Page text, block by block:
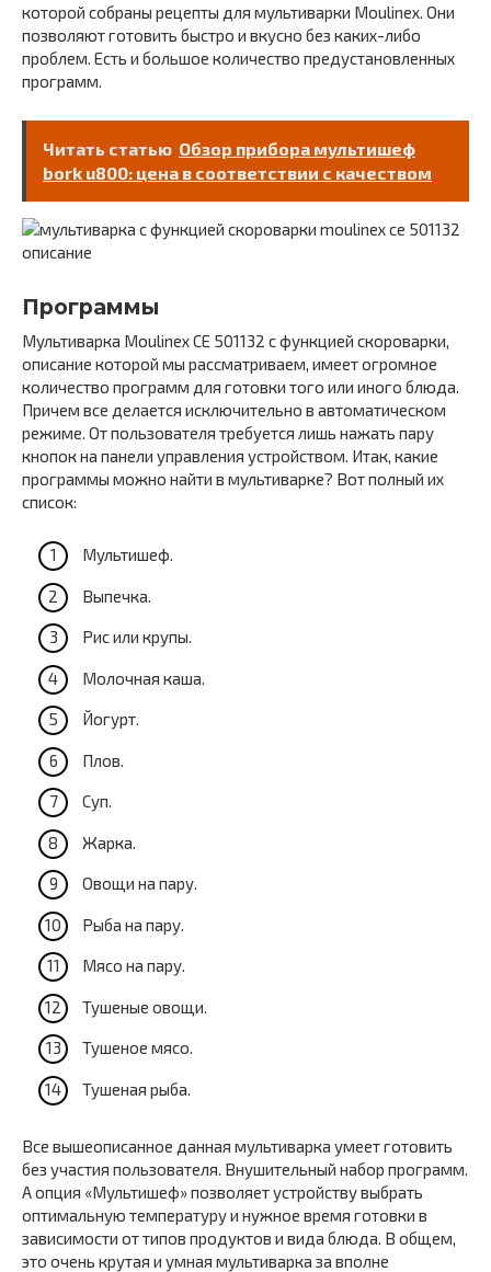
которой собраны рецепты для мультиварки Moulinex. Они
позволяют готовить быстро и вкусно без каких-либо
проблем. Есть и большое количество предустановленных
программ.
Читать статью Обзор прибора мультишеф
bork u800: цена в соответствии с качеством
Программы
Мультиварка Moulinex CE 501132 с функцией скороварки,
описание которой мы рассматриваем, имеет огромное
количество программ для готовки того или иного блюда.
Причем все делается исключительно в автоматическом
режиме. От пользователя требуется лишь нажать пару
кнопок на панели управления устройством. Итак, какие
программы можно найти в мультиварке? Вот полный их
список:
Мультишеф.
Выпечка.
Рис или крупы.
Молочная каша.
Йогурт.
Плов.
Суп.
Жарка.
Овощи на пару.
Рыба на пару.
Мясо на пару.
Тушеные овощи.
Тушеное мясо.
Тушеная рыба.
Все вышеописанное данная мультиварка умеет готовить
без участия пользователя. Внушительный набор программ.
А опция «Мультишеф» позволяет устройству выбрать
оптимальную температуру и нужное время готовки в
зависимости от типов продуктов и вида блюда. В общем,
это очень крутая и умная мультиварка за вполне